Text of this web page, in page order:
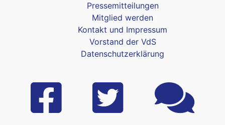
Pressemitteilungen
Mitglied werden
Kontakt und Impressum
Vorstand der VdS
Datenschutzerklärung